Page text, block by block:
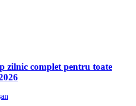
zilnic complet pentru toate